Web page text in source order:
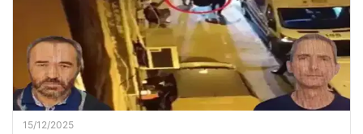
15/12/2025